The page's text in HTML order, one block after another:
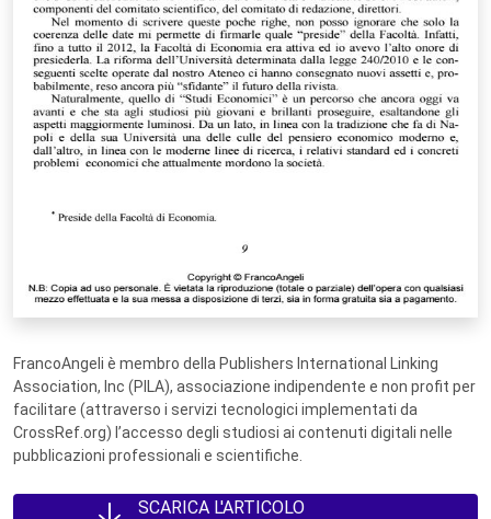
FrancoAngeli è membro della Publishers International Linking
Association, Inc (PILA), associazione indipendente e non profit per
facilitare (attraverso i servizi tecnologici implementati da
CrossRef.org) l’accesso degli studiosi ai contenuti digitali nelle
pubblicazioni professionali e scientifiche.
SCARICA L'ARTICOLO